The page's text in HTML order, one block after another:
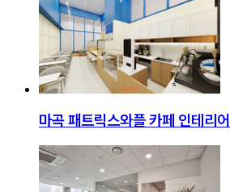
마곡 패트릭스와플 카페 인테리어